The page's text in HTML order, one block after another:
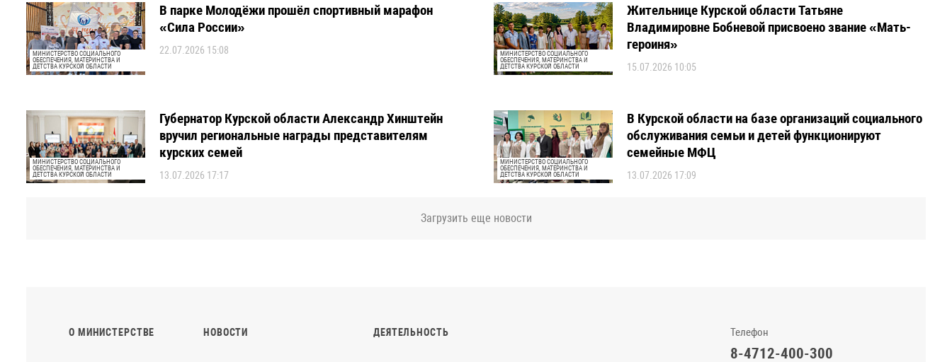
МИНИСТЕРСТВО СОЦИАЛЬНОГО
ОБЕСПЕЧЕНИЯ, МАТЕРИНСТВА И
ДЕТСТВА КУРСКОЙ ОБЛАСТИ
В парке Молодёжи прошёл спортивный марафон
«Сила России»
22.07.2026 15:08
МИНИСТЕРСТВО СОЦИАЛЬНОГО
ОБЕСПЕЧЕНИЯ, МАТЕРИНСТВА И
ДЕТСТВА КУРСКОЙ ОБЛАСТИ
Жительнице Курской области Татьяне
Владимировне Бобневой присвоено звание «Мать-
героиня»
15.07.2026 10:05
МИНИСТЕРСТВО СОЦИАЛЬНОГО
ОБЕСПЕЧЕНИЯ, МАТЕРИНСТВА И
ДЕТСТВА КУРСКОЙ ОБЛАСТИ
Губернатор Курской области Александр Хинштейн
вручил региональные награды представителям
курских семей
13.07.2026 17:17
МИНИСТЕРСТВО СОЦИАЛЬНОГО
ОБЕСПЕЧЕНИЯ, МАТЕРИНСТВА И
ДЕТСТВА КУРСКОЙ ОБЛАСТИ
В Курской области на базе организаций социального
обслуживания семьи и детей функционируют
семейные МФЦ
13.07.2026 17:09
Загрузить еще новости
О МИНИСТЕРСТВЕ НОВОСТИ ДЕЯТЕЛЬНОСТЬ Телефон
8-4712-400-300